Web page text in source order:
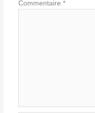
Commentaire *